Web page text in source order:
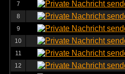
7
8
9
10
11
12